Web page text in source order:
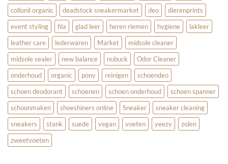
collonil organic
deadstock sneakermarket deo
dierenprints
event styling
fila glad leer heren riemen hygiene
lakleer
leather care
lederwaren Market
midsole cleaner
midsole sealer
new balance nubuck
Odor Cleaner
onderhoud
organic pony reinigen
schoendeo
schoen deodorant
schoenen schoen onderhoud
schoen spanner
schoonmaken
shoeshiners online Sneaker
sneaker cleaning
sneakers
stank suede vegan voeten yeezy
zolen
zweetvoeten